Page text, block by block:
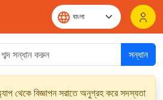
সন্ধান
থেকে বিজ্ঞাপন সরাতে অনুগ্রহ করে সদস্যতা